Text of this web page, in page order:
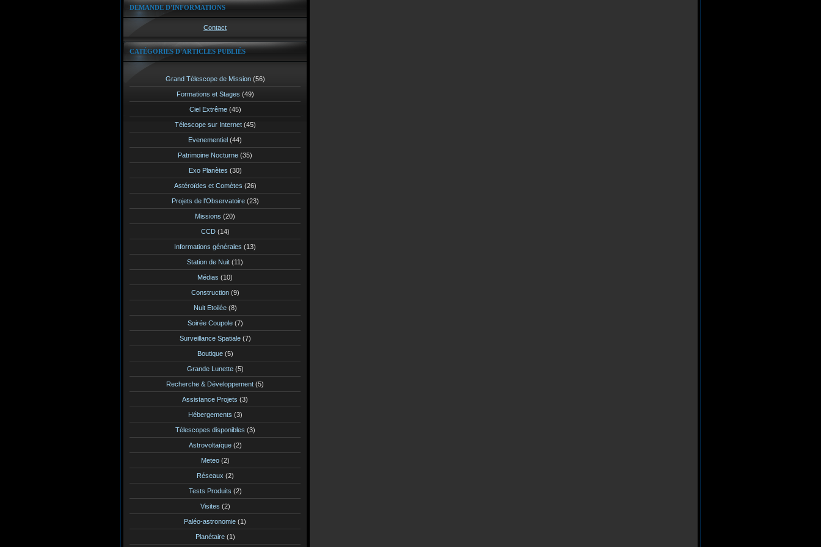
DEMANDE D'INFORMATIONS
Contact
CATÉGORIES D'ARTICLES PUBLIÉS
Grand Télescope de Mission(56)
Formations et Stages (49)
Ciel Extrême(45)
Télescope sur Internet(45)
Evenementiel (44)
Patrimoine Nocturne (35)
Exo Planètes (30)
Astéroïdes et Comètes (26)
Projets de l'Observatoire(23)
Missions (20)
CCD(14)
Informations générales (13)
Station de Nuit (11)
Médias (10)
Construction(9)
Nuit Etoilée(8)
Soirée Coupole(7)
Surveillance Spatiale(7)
Boutique(5)
Grande Lunette(5)
Recherche & Développement (5)
Assistance Projets (3)
Hébergements (3)
Télescopes disponibles (3)
Astrovoltaïque(2)
Meteo(2)
Réseaux (2)
Tests Produits (2)
Visites (2)
Paléo-astronomie (1)
Planétaire(1)